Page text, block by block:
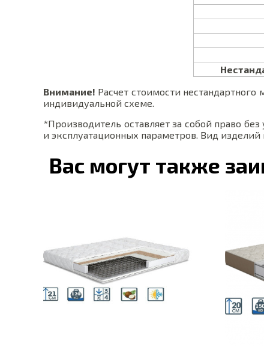
Внимание! Расчет стоимости
индивидуальной схеме.
*Производитель оставляет за собой право
и эксплуатационных параметров. Вид изделий
Вас могут также